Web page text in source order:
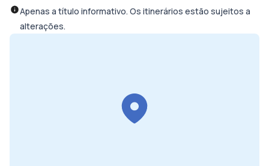
Apenas a título informativo. Os itinerários estão sujeitos a
alterações.